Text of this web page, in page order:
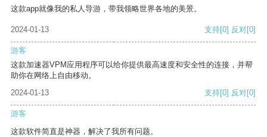
这款app就像我的私人导游，带我领略世界各地的美景。
2024-01-13 支持[0] 反对[0]
游客
这款加速器VPM应用程序可以给你提供最高速度和安全性的连接，并帮
助你在网络上自由移动。
2024-01-13
支持[0] 反对[0]
游客
这款软件简直是神器，解决了我所有问题。